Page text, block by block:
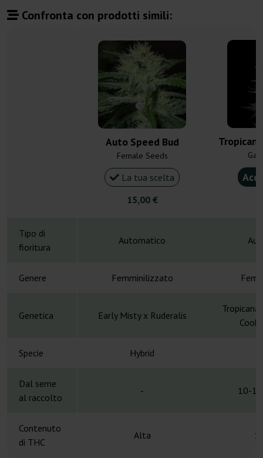
Confronta con prodotti simili:
Auto Speed Bud
Female Seeds
La tua scelta
15,00 €
Tipo di
fioritura
Automatico
Genere Femminilizzato
Genetica Early Misty x Ruderalis
Tropicana
Specie Hybrid
Dal seme
al raccolto
- 10-
Contenuto
di THC
Alta